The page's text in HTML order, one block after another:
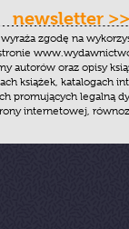
newsletter >>
zgodę na
autorów oraz opisy
książek, katalogach
promujących legalną
internetowej,